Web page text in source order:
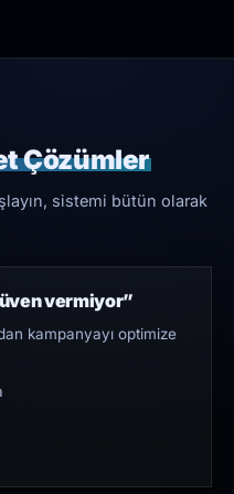
Çözümler
sistemi bütün olarak
vermiyor”
kampanyayı optimize